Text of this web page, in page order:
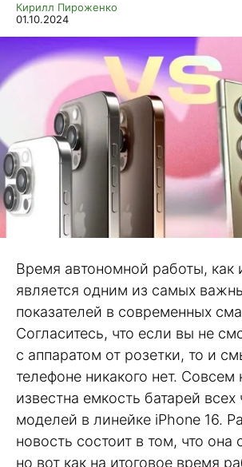
Кирилл Пироженко
01.10.2024
Время автономной работы, как
является одним из самых
показателей в современных
Согласитесь, что если вы не
с аппаратом от розетки, то и
телефоне никакого нет. Совсем
известна емкость батарей всех
моделей в линейке iPhone 16.
новость состоит в том, что она
но вот как на итоговое время